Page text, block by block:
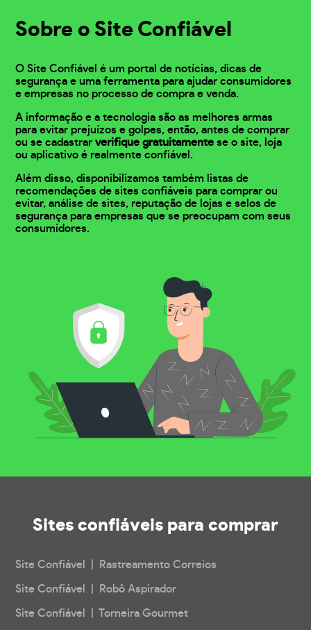
Sobre o Site Confiável
O Site Confiável é um portal de notícias, dicas de
segurança e uma ferramenta para ajudar consumidores
e empresas no processo de compra e venda.
A informação e a tecnologia são as melhores armas
para evitar prejuízos e golpes, então, antes de comprar
ou se cadastrarverifique gratuitamente se o site, loja
ou aplicativo é realmente confiável.
Além disso, disponibilizamos também listas de
recomendações de sites confiáveis para comprar ou
evitar, análise de sites, reputação de lojas e selos de
segurança para empresas que se preocupam com seus
consumidores.
Sites confiáveis para comprar
Site Confiável | Rastreamento Correios
Site Confiável | Robô Aspirador
Site Confiável | Torneira Gourmet